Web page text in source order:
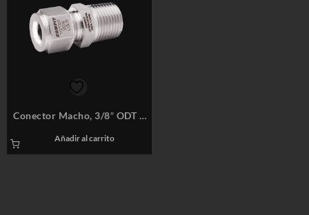
Conector Macho, 3/8″ ODT x
P/N: 6CMCD-6N
Añadir al carrito